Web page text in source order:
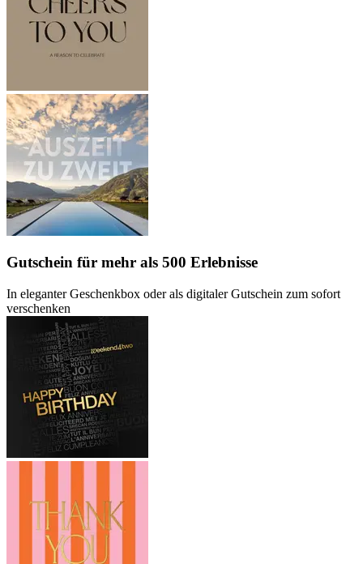
Gutschein für mehr als 500 Erlebnisse
In eleganter Geschenkbox oder als digitaler Gutschein zum sofort
verschenken